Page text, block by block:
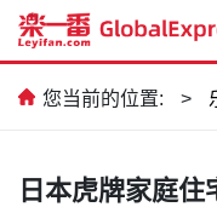
您当前的位置: >
日本虎牌家庭